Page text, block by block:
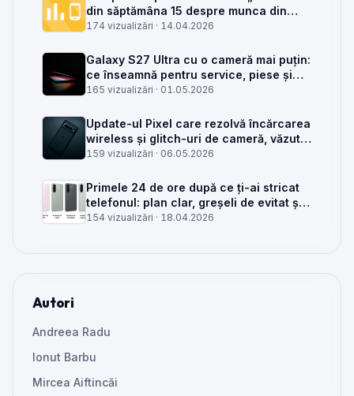
din săptămâna 15 despre munca din
service GSM
174 vizualizări · 14.04.2026
Galaxy S27 Ultra cu o cameră mai puțin:
ce înseamnă pentru service, piese și
client
165 vizualizări · 01.05.2026
Update-ul Pixel care rezolvă încărcarea
wireless și glitch-uri de cameră, văzut
din service
159 vizualizări · 06.05.2026
Primele 24 de ore după ce ți-ai stricat
telefonul: plan clar, greșeli de evitat și
când mai merită reparat
154 vizualizări · 18.04.2026
Autori
Andreea Radu
Ionut Barbu
Mircea Aiftincăi